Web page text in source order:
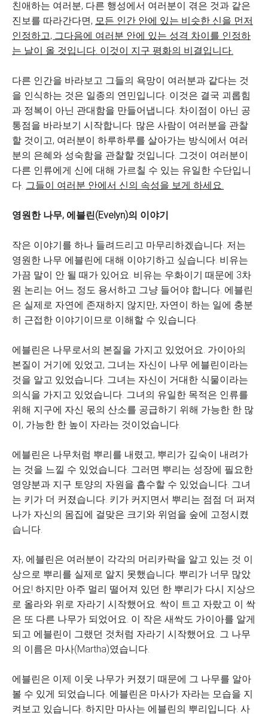
친애하는 여러분, 다른 행성에서 여러분이 겪은 것과 같은
진보를 따라간다면, 모든 인간 안에 있는 비슷한 신을 먼저
인정하고, 그다음에 여러분 안에 있는 성격 차이를 인정하
는 날이 올 것입니다. 이것이 지구 평화의 비결입니다.
다른 인간을 바라보고 그들의 욕망이 여러분과 같다는 것
을 인식하는 것은 일종의 연민입니다. 이것은 결국 괴롭힘
과 정복이 아닌 관대함을 만들어냅니다. 차이점이 아닌 공
통점을 바라보기 시작합니다. 많은 사람이 여러분을 관찰
할 것이고, 여러분이 하루하루를 살아가는 방식에서 여러
분의 은혜와 성숙함을 관찰할 것입니다. 그것이 여러분이
다른 인류에게 신에 대해 가르칠 수 있는 유일한 수단입니
다. 그들이 여러분 안에서 신의 속성을 보게 하세요.
영원한 나무, 에블린(Evelyn)의 이야기
작은 이야기를 하나 들려드리고 마무리하겠습니다. 저는
영원한 나무 에블린에 대해 이야기하고 싶습니다. 비유는
가끔 말이 안 될 때가 있어요. 비유는 우화이기 때문에 3차
원 논리는 어느 정도 용서하고 그냥 들어야 합니다. 에블린
은 실제로 자연에 존재하지 않지만, 자연이 하는 일에 충분
히 근접한 이야기이므로 이해할 수 있습니다.
에블린은 나무로서의 본질을 가지고 있었어요. 가이아의
본질이 거기에 있었고, 그녀는 자신이 나무 에블린이라는
것을 알고 있었습니다. 그녀는 자신이 거대한 식물이라는
의식을 가지고 있었습니다. 그녀의 유일한 목적은 인류를
위해 지구에 자신 몫의 산소를 공급하기 위해 가능한 한 많
이, 가능한 한 높이 자라는 것이었습니다.
에블린은 나무처럼 뿌리를 내렸고, 뿌리가 깊숙이 내려가
는 것을 느낄 수 있었습니다. 그러면 뿌리는 성장에 필요한
영양분과 지구 토양의 자원을 흡수할 수 있었습니다. 그녀
는 키가 더 커졌습니다. 키가 커지면서 뿌리는 점점 더 퍼져
나가 자신의 몸집에 걸맞은 크기와 위엄을 숲에 고정시켰
습니다.
자, 에블린은 여러분이 각각의 머리카락을 알고 있는 것 이
상으로 뿌리를 실제로 알지 못했습니다. 뿌리가 너무 많았
어요! 하지만 아주 멀리 떨어져 있던 한 뿌리가 다시 지상으
로 올라와 위로 자라기 시작했어요. 싹이 트고 자랐고 이 싹
은 또 다른 나무가 되었어요. 이 작은 새싹도 가이아를 알게
되고 에블린이 그랬던 것처럼 자라기 시작했어요. 그 나무
의 이름은 마사(Martha)였습니다.
에블린은 이제 이웃 나무가 커졌기 때문에 그 나무를 알아
볼 수 있게 되었습니다. 에블린은 마사가 자라는 모습을 지
켜보고 있습니다. 하지만 마사는 에블린의 뿌리입니다. 사